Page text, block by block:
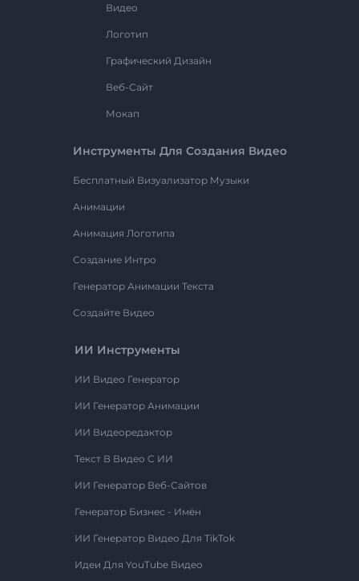
Видео
Логотип
Графический Дизайн
Веб-Сайт
Мокап
Инструменты Для Создания Видео
Бесплатный Визуализатор Музыки
Анимации
Анимация Логотипа
Создание Интро
Генератор Анимации Текста
Создайте Видео
ИИ Инструменты
ИИ Видео Генератор
ИИ Генератор Анимации
ИИ Видеоредактор
Текст В Видео С ИИ
ИИ Генератор Веб-Сайтов
Генератор Бизнес - Имён
ИИ Генератор Видео Для TikTok
Идеи Для YouTube Видео